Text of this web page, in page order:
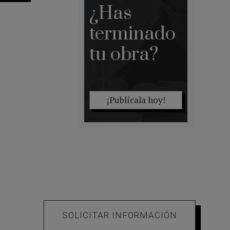
¿Has
terminado
tu obra?
¡Publícala hoy!
SOLICITAR INFORMACIÓN